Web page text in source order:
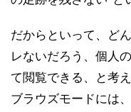
だからといって、ど
レないだろう、個人
て閲覧できる、と考
ブラウズモードには